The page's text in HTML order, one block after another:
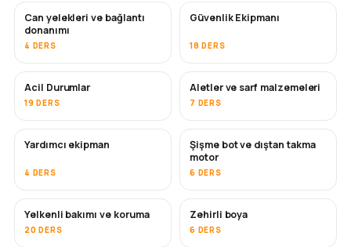
Can yelekleri ve bağlantı
donanımı
4 DERS
Güvenlik Ekipmanı
18 DERS
Acil Durumlar
19 DERS
Aletler ve sarf malzemeleri
7 DERS
Yardımcı ekipman
4 DERS
Şişme bot ve dıştan takma
motor
6 DERS
Yelkenli bakımı ve koruma
20 DERS
YAKINDA
Zehirli boya
6 DERS